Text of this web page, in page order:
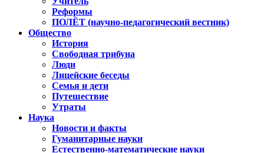
Реформы
ПОЛЁТ (научно-педагогический вестник)
Общество
История
Свободная трибуна
Люди
Лицейские беседы
Семья и дети
Путешествие
Утраты
Наука
Новости и факты
Гуманитарные науки
Естественно-математические науки